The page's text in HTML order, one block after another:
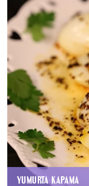
YUMURTA KAPAMA